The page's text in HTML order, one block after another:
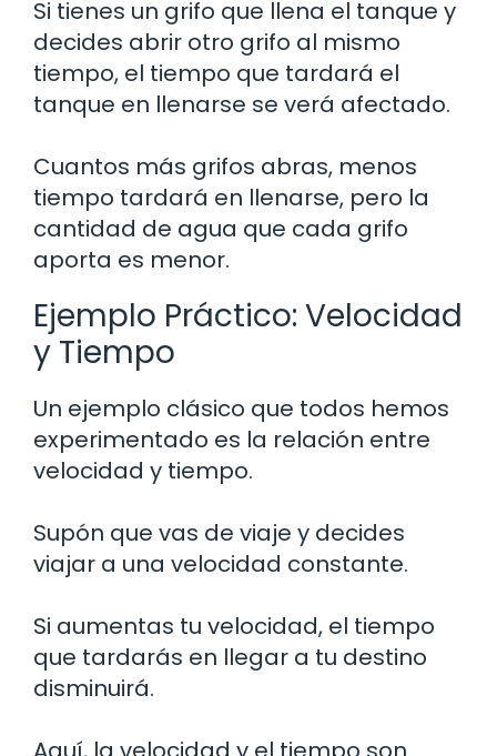
Si tienes un grifo que llena el tanque y
decides abrir otro grifo al mismo
tiempo, el tiempo que tardará el
tanque en llenarse se verá afectado.
Cuantos más grifos abras, menos
tiempo tardará en llenarse, pero la
cantidad de agua que cada grifo
aporta es menor.
Ejemplo Práctico: Velocidad
y Tiempo
Un ejemplo clásico que todos hemos
experimentado es la relación entre
velocidad y tiempo.
Supón que vas de viaje y decides
viajar a una velocidad constante.
Si aumentas tu velocidad, el tiempo
que tardarás en llegar a tu destino
disminuirá.